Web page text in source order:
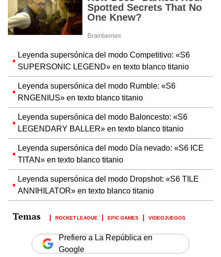
Leyenda supersónica del modo Competitivo: «S6
SUPERSONIC LEGEND» en texto blanco titanio
Leyenda supersónica del modo Rumble: «S6
RNGENIUS» en texto blanco titanio
Leyenda supersónica del modo Baloncesto: «S6
LEGENDARY BALLER» en texto blanco titanio
Leyenda supersónica del modo Día nevado: «S6 ICE
TITAN» en texto blanco titanio
Leyenda supersónica del modo Dropshot: «S6 TILE
ANNIHILATOR» en texto blanco titanio
ROCKET LEAGUE EPIC GAMES VIDEOJUEGOS
Prefiero a La República en
Google